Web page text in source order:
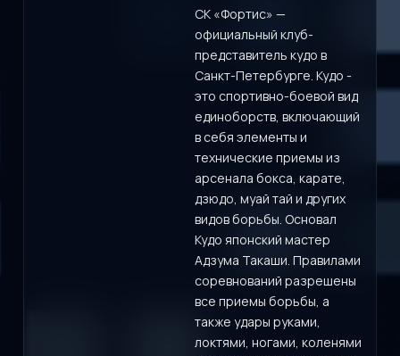
СК «Фортис» —
официальный клуб-
представитель кудо в
Санкт-Петербурге. Кудо -
это спортивно-боевой вид
единоборств, включающий
в себя элементы и
технические приемы из
арсенала бокса, карате,
дзюдо, муай тай и других
видов борьбы. Основал
Кудо японский мастер
Адзума Такаши. Правилами
соревнований разрешены
все приемы борьбы, а
также удары руками,
локтями, ногами, коленями